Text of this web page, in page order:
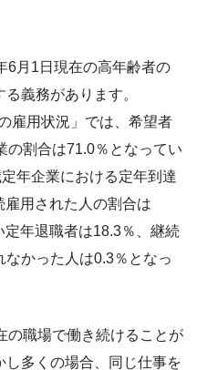
6月1日現在の高年齢者の
義務があります。
雇用状況」では、希望者
の割合は71.0％となってい
年企業における定年到達
用された人の割合は
年退職者は18.3％、継続
かった人は0.3％となっ
の職場で働き続けることが
多くの場合、同じ仕事を